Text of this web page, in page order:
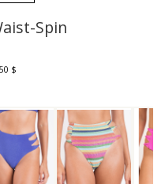
Spin
$